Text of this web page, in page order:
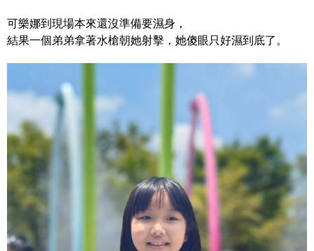
可樂娜到現場本來還沒準備要濕身，
結果一個弟弟拿著水槍朝她射擊，她傻眼只好濕到底了。